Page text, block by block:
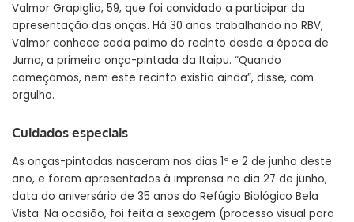
Valmor Grapiglia, 59, que foi convidado a participar da
apresentação das onças. Há 30 anos trabalhando no RBV,
Valmor conhece cada palmo do recinto desde a época de
Juma, a primeira onça-pintada da Itaipu. “Quando
começamos, nem este recinto existia ainda”, disse, com
orgulho.
Cuidados especiais
As onças-pintadas nasceram nos dias 1º e 2 de junho deste
ano, e foram apresentados à imprensa no dia 27 de junho,
data do aniversário de 35 anos do Refúgio Biológico Bela
Vista. Na ocasião, foi feita a sexagem (processo visual para